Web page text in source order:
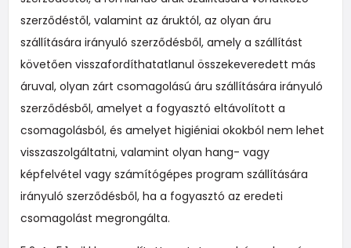
szerződéstől, valamint az áruktól, az olyan áru
szállítására irányuló szerződésből, amely a szállítást
követően visszafordíthatatlanul összekeveredett más
áruval, olyan zárt csomagolású áru szállítására irányuló
szerződésből, amelyet a fogyasztó eltávolított a
csomagolásból, és amelyet higiéniai okokból nem lehet
visszaszolgáltatni, valamint olyan hang- vagy
képfelvétel vagy számítógépes program szállítására
irányuló szerződésből, ha a fogyasztó az eredeti
csomagolást megrongálta.